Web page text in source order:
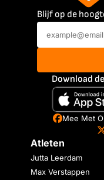
Blijf op de
Download
Mee Met
Atleten
Jutta Leerdam
Max Verstappen